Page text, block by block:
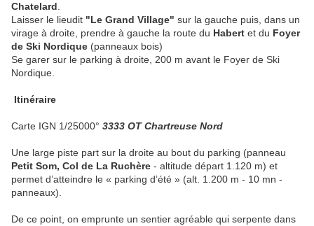
Chatelard
Laisser le lieudit "Le Grand Village" sur la gauche puis, dans un
virage à droite, prendre à gauche la route du Habert et du Foyer
de Ski Nordique (panneaux bois)
Se garer sur le parking à droite, 200 m avant le Foyer de Ski
Nordique.
Itinéraire
Carte IGN 1/25000° 3333 OT Chartreuse Nord
Une large piste part sur la droite au bout du parking (panneau
Petit Som, Col de La Ruchère - altitude départ 1.120 m) et
permet d’atteindre le « parking d’été » (alt. 1.200 m - 10 mn -
panneaux).
De ce point, on emprunte un sentier agréable qui serpente dans